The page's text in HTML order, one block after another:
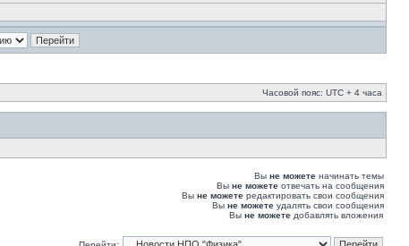
Часовой пояс: UTC + 4 часа
Вы не можете начинать темы
Вы не можете отвечать на сообщения
Вы не можете редактировать свои сообщения
Вы не можете удалять свои сообщения
Вы не можете добавлять вложения